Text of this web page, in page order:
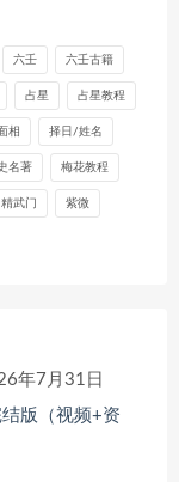
六壬 六壬古籍
占星 占星教程
相 择日/姓名
名著 梅花教程
精武门 紫微
年7月31日
版（视频+资